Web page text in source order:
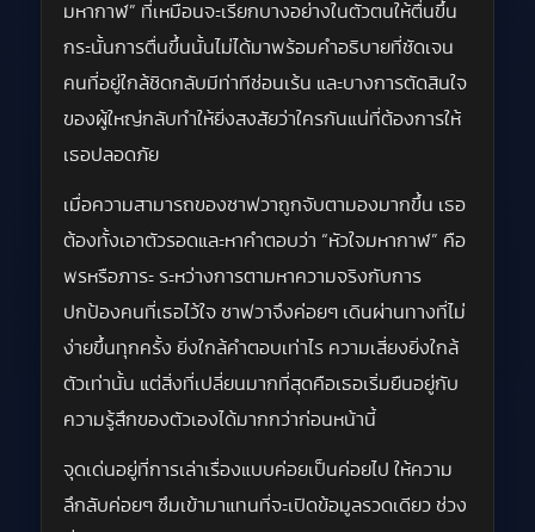
มหากาฬ” ที่เหมือนจะเรียกบางอย่างในตัวตนให้ตื่นขึ้น
กระนั้นการตื่นขึ้นนั้นไม่ได้มาพร้อมคำอธิบายที่ชัดเจน
คนที่อยู่ใกล้ชิดกลับมีท่าทีซ่อนเร้น และบางการตัดสินใจ
ของผู้ใหญ่กลับทำให้ยิ่งสงสัยว่าใครกันแน่ที่ต้องการให้
เธอปลอดภัย
เมื่อความสามารถของซาฟวาถูกจับตามองมากขึ้น เธอ
ต้องทั้งเอาตัวรอดและหาคำตอบว่า “หัวใจมหากาฬ” คือ
พรหรือภาระ ระหว่างการตามหาความจริงกับการ
ปกป้องคนที่เธอไว้ใจ ซาฟวาจึงค่อยๆ เดินผ่านทางที่ไม่
ง่ายขึ้นทุกครั้ง ยิ่งใกล้คำตอบเท่าไร ความเสี่ยงยิ่งใกล้
ตัวเท่านั้น แต่สิ่งที่เปลี่ยนมากที่สุดคือเธอเริ่มยืนอยู่กับ
ความรู้สึกของตัวเองได้มากกว่าก่อนหน้านี้
จุดเด่นอยู่ที่การเล่าเรื่องแบบค่อยเป็นค่อยไป ให้ความ
ลึกลับค่อยๆ ซึมเข้ามาแทนที่จะเปิดข้อมูลรวดเดียว ช่วง